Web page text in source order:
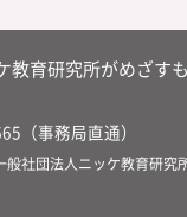
教育研究所がめざす
（事務局直通）
社団法人ニッケ教育研究